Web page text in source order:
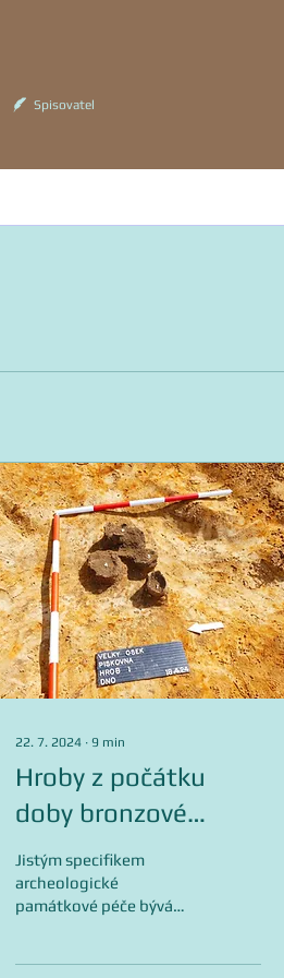
Spisovatel
22. 7. 2024 ∙ 9 min
Hroby z počátku
doby bronzové
překvapují také ve
Velkém Oseku
Jistým specifikem
archeologické
památkové péče bývá